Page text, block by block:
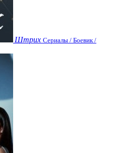
Штрих Сериалы / Боевик /